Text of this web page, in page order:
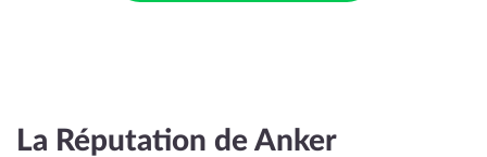
La Réputation de Anker